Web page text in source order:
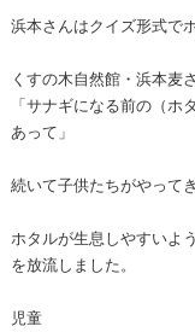
浜本さんはクイズ形式で
くすの木自然館・浜本麦
「サナギになる前の（
あって」
続いて子供たちがやって
ホタルが生息しやすいよ
を放流しました。
児童